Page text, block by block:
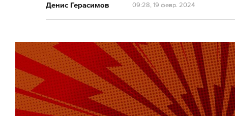
Денис Герасимов 09:28, 19 февр. 2024